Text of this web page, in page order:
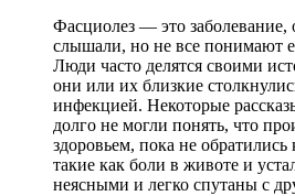
Фасциолез — это заболевание,
слышали, но не все понимают
Люди часто делятся своими
они или их близкие
инфекцией. Некоторые
долго не могли понять, что
здоровьем, пока не
такие как боли в животе и
неясными и легко спутаны с